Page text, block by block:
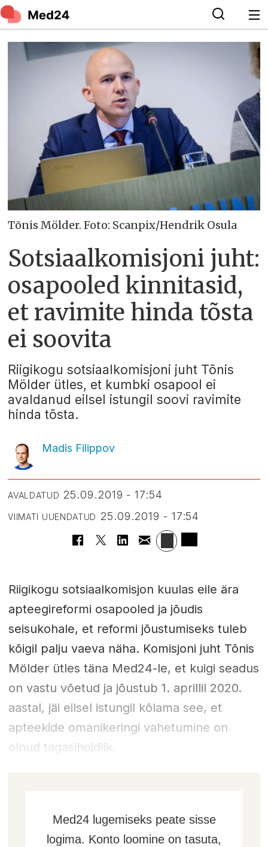
Tõnis Mölder. Foto: Scanpix/Hendrik Osula
Sotsiaalkomisjoni juht:
osapooled kinnitasid,
et ravimite hinda tõsta
ei soovita
Riigikogu sotsiaalkomisjoni juht Tõnis
Mölder ütles, et kumbki osapool ei
avaldanud eilsel istungil soovi ravimite
hinda tõsta.
Madis Filippov
AVALDATUD 25.09.2019 - 17:54
VIIMATI UUENDATUD 25.09.2019 - 17:54
Riigikogu sotsiaalkomisjon kuulas eile ära
apteegireformi osapooled ja jõudis
seisukohale, et reformi jõustumiseks tuleb
kõigil palju vaeva näha. Komisjoni juht Tõnis
Mölder ütles täna Med24-le, et kuigi seadus
on vastu võetud ja jõustub 1. aprillil 2020.
aastal, jäi eilsel istungil kõlama see, et
apteekide omanikeringi vahetumine on
olnud tagasihoidlik.
Med24 lugemiseks peate sisse
logima. Konto loomine on tasuta,